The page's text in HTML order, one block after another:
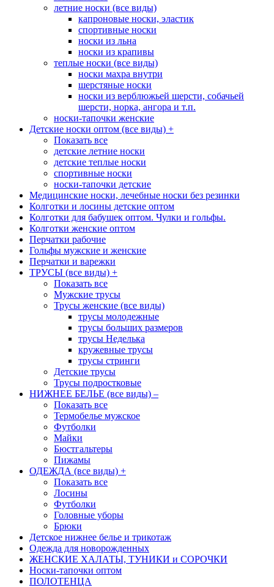
летние носки (все виды)
капроновые носки, эластик
спортивные носки
носки из льна
носки из крапивы
теплые носки (все виды)
носки махра внутри
шерстяные носки
носки из верблюжьей шерсти, собачьей
шерсти, норка, ангора и т.п.
носки-тапочки женские
Детские носки оптом (все виды) +
Показать все
детские летние носки
детские теплые носки
спортивные носки
носки-тапочки детские
Медицинские носки, лечебные носки без резинки
Колготки и лосины детские оптом
Колготки для бабушек оптом. Чулки и гольфы.
Колготки женские оптом
Перчатки рабочие
Гольфы мужские и женские
Перчатки и варежки
ТРУСЫ (все виды) +
Показать все
Мужские трусы
Трусы женские (все виды)
трусы молодежные
трусы больших размеров
трусы Неделька
кружевные трусы
трусы стринги
Детские трусы
Трусы подростковые
НИЖНЕЕ БЕЛЬЕ (все виды) –
Показать все
Термобелье мужское
Футболки
Майки
Бюстгальтеры
Пижамы
ОДЕЖДА (все виды) +
Показать все
Лосины
Футболки
Головные уборы
Брюки
Детское нижнее белье и трикотаж
Одежда для новорожденных
ЖЕНСКИЕ ХАЛАТЫ, ТУНИКИ и СОРОЧКИ
Носки-тапочки оптом
ПОЛОТЕНЦА